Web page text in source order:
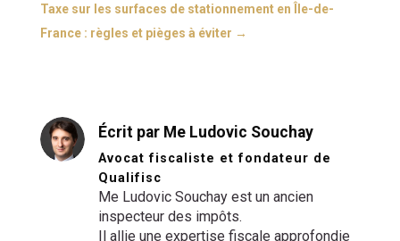
Taxe sur les surfaces de stationnement en Île-de-
France : règles et pièges à éviter →
Écrit par Me Ludovic Souchay
Avocat fiscaliste et fondateur de
Qualifisc
Me Ludovic Souchay est un ancien
inspecteur des impôts.
Il allie une expertise fiscale approfondie